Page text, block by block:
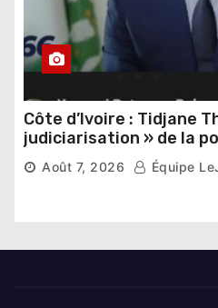
Côte d’Ivoire : Tidjane
judiciarisation » de la
poursuivre l’apaisement
Août 7, 2026 Équipe